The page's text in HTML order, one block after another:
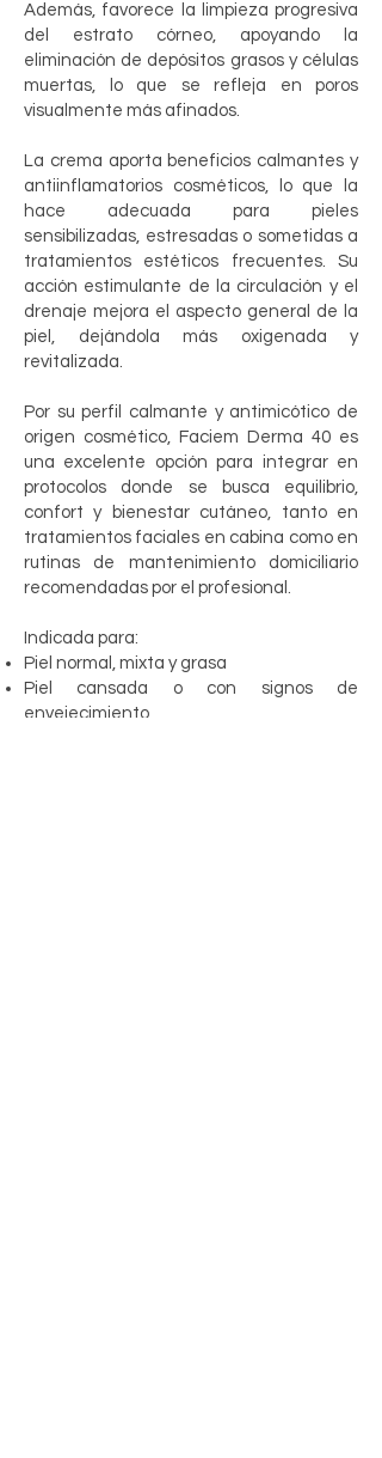
Además, favorece la limpieza progresiva
del estrato córneo, apoyando la
eliminación de depósitos grasos y células
muertas, lo que se refleja en poros
visualmente más afinados.
La crema aporta beneficios calmantes y
antiinflamatorios cosméticos, lo que la
hace adecuada para pieles
sensibilizadas, estresadas o sometidas a
tratamientos estéticos frecuentes. Su
acción estimulante de la circulación y el
drenaje mejora el aspecto general de la
piel, dejándola más oxigenada y
revitalizada.
Por su perfil calmante y antimicótico de
origen cosmético, Faciem Derma 40 es
una excelente opción para integrar en
protocolos donde se busca equilibrio,
confort y bienestar cutáneo, tanto en
tratamientos faciales en cabina como en
rutinas de mantenimiento domiciliario
recomendadas por el profesional.
Indicada para:
Piel normal, mixta y grasa
Piel cansada o con signos de
envejecimiento